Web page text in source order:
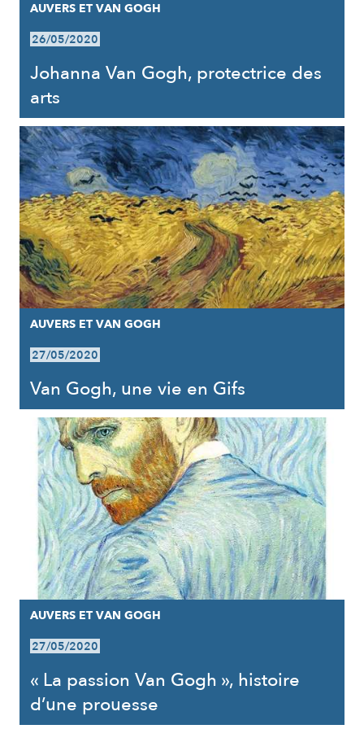
AUVERS ET VAN GOGH
26/05/2020
Johanna Van Gogh, protectrice des
arts
AUVERS ET VAN GOGH
27/05/2020
Van Gogh, une vie en Gifs
AUVERS ET VAN GOGH
27/05/2020
« La passion Van Gogh », histoire
d’une prouesse